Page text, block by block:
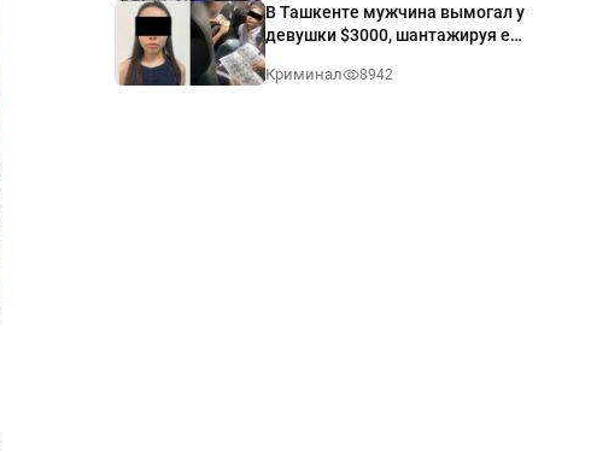
В Ташкенте мужчина вымогал у
девушки $3000, шантажируя её
Криминал 8942